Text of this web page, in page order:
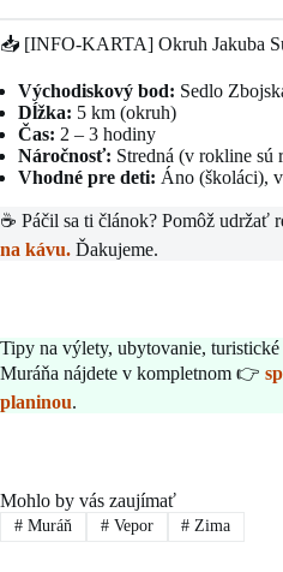
📥 [INFO-KARTA] Okruh Jakuba
Východiskový bod: Sedlo
Dĺžka: 5 km (okruh)
Čas: 2 – 3 hodiny
Náročnosť: Stredná (v rokline sú
Vhodné pre deti: Áno (školáci),
☕ Páčil sa ti článok? Pomôž udržať
na kávu. Ďakujeme.
Tipy na výlety, ubytovanie,
Muráňa nájdete v kompletnom 👉
planinou.
Mohlo by vás zaujímať
#Muráň #Vepor # Zima